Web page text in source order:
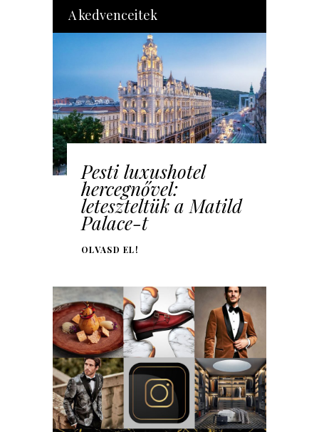
A kedvenceitek
Pesti luxushotel
hercegnővel:
leteszteltük a Matild
Palace-t
OLVASD EL!